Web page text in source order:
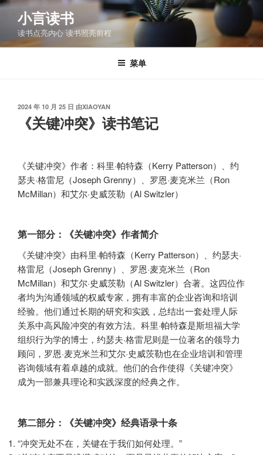
跳
容
小言读书
读书点亮内心 读书照亮前程
菜单
发
2024 年 10 月 25 日 由XIAOYAN
《关键冲突》读书笔记
《关键冲突》作者：科里·帕特森（Kerry Patterson）、约
瑟夫·格雷尼（Joseph Grenny）、罗恩·麦克米兰（Ron
McMillan）和艾尔·史威茨勒（Al Switzler）
第一部分：《关键冲突》作者简介
《关键冲突》由科里·帕特森（Kerry Patterson）、约瑟夫·
格雷尼（Joseph Grenny）、罗恩·麦克米兰（Ron
McMillan）和艾尔·史威茨勒（Al Switzler）合著。这四位作
者均为沟通领域的权威专家，拥有丰富的企业咨询和培训
经验。他们通过长期的研究和实践，总结出一套处理人际
关系中高风险冲突的有效方法。科里·帕特森是斯坦福大学
组织行为学的博士，约瑟夫·格雷尼则是一位著名的领导力
顾问，罗恩·麦克米兰和艾尔·史威茨勒也在企业培训和管理
咨询领域有着卓越的成就。他们的合作使得《关键冲突》
成为一部兼具理论和实践深度的经典之作。
第二部分：《关键冲突》经典语录十条
“冲突无处不在，关键在于我们如何处理。”